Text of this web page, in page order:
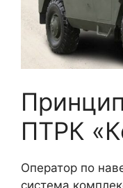
ПТРК
Оператор по
система